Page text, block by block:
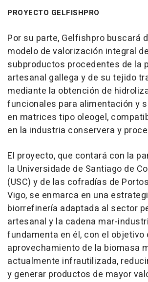
PROYECTO GELFISHPRO
Por su parte, Gelfishpro buscará
modelo de valorización integral
subproductos procedentes de la
artesanal gallega y de su tejido
mediante la obtención de
funcionales para alimentación y
en matrices tipo oleogel,
en la industria conservera y
El proyecto, que contará con la
la Universidade de Santiago de
(USC) y de las cofradías de
Vigo, se enmarca en una
biorrefinería adaptada al sector
artesanal y la cadena mar-
fundamenta en él, con el objetivo
aprovechamiento de la biomasa
actualmente infrautilizada,
y generar productos de mayor